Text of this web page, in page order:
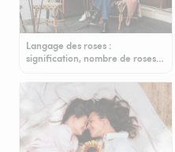
Langage des roses :
signification, nombre de roses…